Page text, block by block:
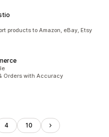
products to Amazon, eBay, Etsy
Orders with Accuracy
4 10